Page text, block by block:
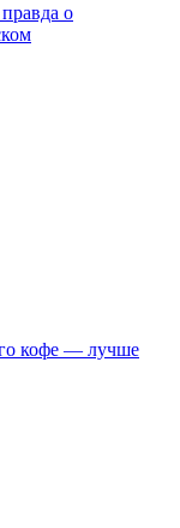
о
кофе — лучше